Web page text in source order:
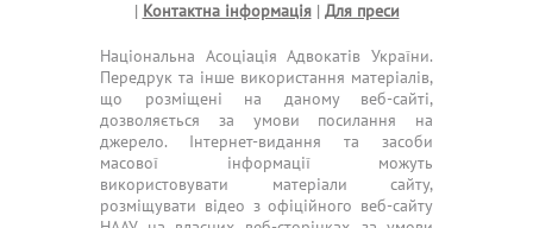
| Контактна інформація| Для преси
Національна Асоціація Адвокатів України.
Передрук та інше використання матеріалів,
що розміщені на даному веб-сайті,
дозволяється за умови посилання на
джерело. Інтернет-видання та засоби
масової інформації можуть
використовувати матеріали сайту,
розміщувати відео з офіційного веб-сайту